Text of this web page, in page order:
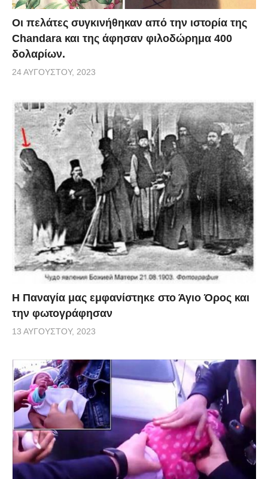
Οι πελάτες συγκινήθηκαν από την ιστορία της
Chandara και της άφησαν φιλοδώρημα 400
δολαρίων.
24 ΑΥΓΟΎΣΤΟΥ, 2023
Η Παναγία μας εμφανίστηκε στο Άγιο Όρος και
την φωτογράφησαν
13 ΑΥΓΟΎΣΤΟΥ, 2023